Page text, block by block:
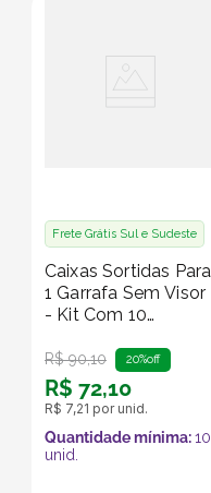
Frete Grátis Sul e Sudeste
Caixas Sortidas Para
1 Garrafa Sem Visor
- Kit Com 10
Limitada Natal
R$ 90,10 20%off
R$ 72,10
R$ 7,21 por unid.
Quantidade mínima:10
unid.